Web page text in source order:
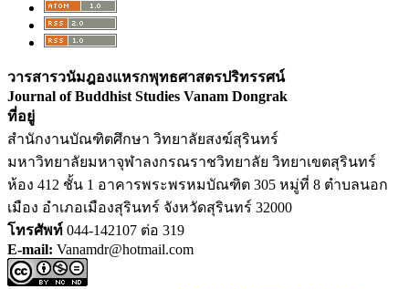
วารสารวนัมฎองแหรกพุทธศาสตรปริทรรศน์
Journal of Buddhist Studies Vanam Dongrak
ที่อยู่
สำนักงานบัณฑิตศึกษา วิทยาลัยสงฆ์สุรินทร์
มหาวิทยาลัยมหาจุฬาลงกรณราชวิทยาลัย วิทยาเขตสุรินทร์
ห้อง 412 ชั้น 1 อาคารพระพรหมบัณฑิต 305 หมู่ที่ 8 ตำบลนอก
เมือง อำเภอเมืองสุรินทร์ จังหวัดสุรินทร์ 32000
โทรศัพท์ 044-142107 ต่อ 319
E-mail: Vanamdr@hotmail.com